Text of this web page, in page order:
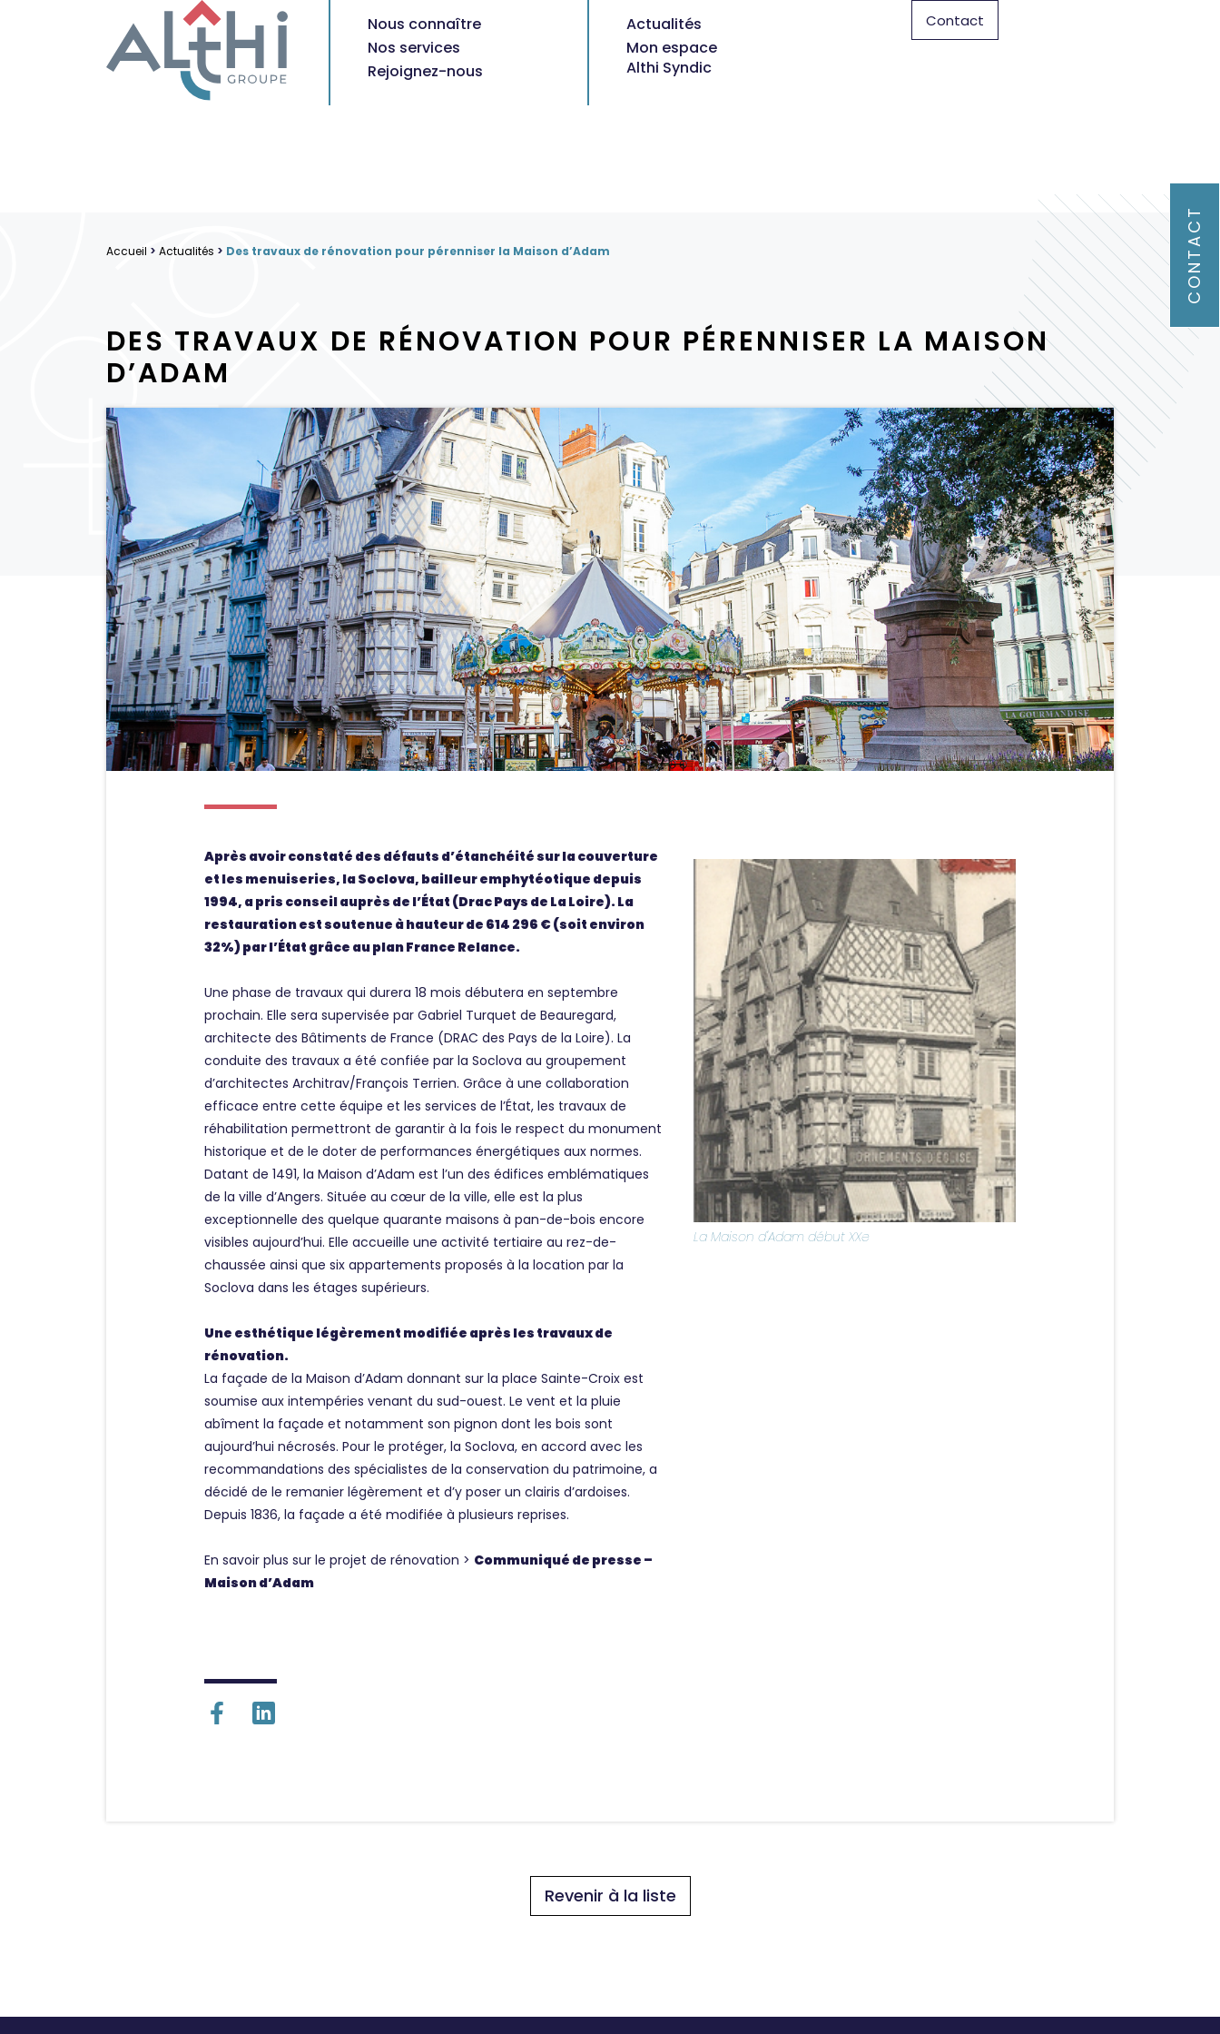
CONTACT
Nous connaître
Nos services
Rejoignez-nous
Actualités
Mon espace
Althi Syndic
Contact
Accueil > Actualités > Des travaux de rénovation pour pérenniser la Maison d’Adam
DES TRAVAUX DE RÉNOVATION POUR PÉRENNISER LA MAISON
D’ADAM
Après avoir constaté des défauts d’étanchéité sur la couverture
et les menuiseries, la Soclova, bailleur emphytéotique depuis
1994, a pris conseil auprès de l’État (Drac Pays de La Loire). La
restauration est soutenue à hauteur de 614 296 € (soit environ
32%) par l’État grâce au plan France Relance.
Une phase de travaux qui durera 18 mois débutera en septembre
prochain. Elle sera supervisée par Gabriel Turquet de Beauregard,
architecte des Bâtiments de France (DRAC des Pays de la Loire). La
conduite des travaux a été confiée par la Soclova au groupement
d’architectes Architrav/François Terrien. Grâce à une collaboration
efficace entre cette équipe et les services de l’État, les travaux de
réhabilitation permettront de garantir à la fois le respect du monument
historique et de le doter de performances énergétiques aux normes.
Datant de 1491, la Maison d’Adam est l’un des édifices emblématiques
de la ville d’Angers. Située au cœur de la ville, elle est la plus
exceptionnelle des quelque quarante maisons à pan-de-bois encore
visibles aujourd’hui. Elle accueille une activité tertiaire au rez-de-
chaussée ainsi que six appartements proposés à la location par la
Soclova dans les étages supérieurs.
Une esthétique légèrement modifiée après les travaux de
rénovation.
La façade de la Maison d’Adam donnant sur la place Sainte-Croix est
soumise aux intempéries venant du sud-ouest. Le vent et la pluie
abîment la façade et notamment son pignon dont les bois sont
aujourd’hui nécrosés. Pour le protéger, la Soclova, en accord avec les
recommandations des spécialistes de la conservation du patrimoine, a
décidé de le remanier légèrement et d’y poser un clairis d’ardoises.
Depuis 1836, la façade a été modifiée à plusieurs reprises.
En savoir plus sur le projet de rénovation > Communiqué de presse –
Maison d’Adam
La Maison d'Adam début XXe
Revenir à la liste